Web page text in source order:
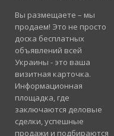
Вы размещаете – мы
продаем! Это не просто
доска бесплатных
объявлений всей
Украины - это ваша
визитная карточка.
Информационная
площадка, где
заключаются деловые
сделки, успешные
продажи и подбираются